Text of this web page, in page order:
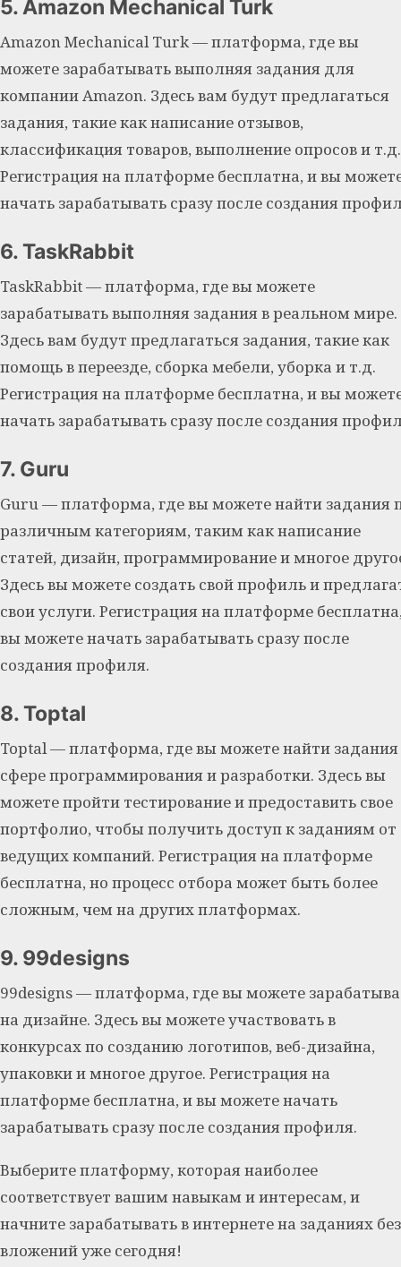
5. Amazon Mechanical Turk
Amazon Mechanical Turk — платформа, где вы
можете зарабатывать выполняя задания для
компании Amazon. Здесь вам будут предлагаться
задания, такие как написание отзывов,
классификация товаров, выполнение опросов и т.д.
Регистрация на платформе бесплатна, и вы
начать зарабатывать сразу после создания
6. TaskRabbit
TaskRabbit — платформа, где вы можете
зарабатывать выполняя задания в реальном мире.
Здесь вам будут предлагаться задания, такие как
помощь в переезде, сборка мебели, уборка и т.д.
Регистрация на платформе бесплатна, и вы
начать зарабатывать сразу после создания
7. Guru
Guru — платформа, где вы можете найти задания
различным категориям, таким как написание
статей, дизайн, программирование и многое
Здесь вы можете создать свой профиль и
свои услуги. Регистрация на платформе
вы можете начать зарабатывать сразу после
создания профиля.
8. Toptal
Toptal — платформа, где вы можете найти задания
сфере программирования и разработки. Здесь вы
можете пройти тестирование и предоставить свое
портфолио, чтобы получить доступ к заданиям от
ведущих компаний. Регистрация на платформе
бесплатна, но процесс отбора может быть более
сложным, чем на других платформах.
9. 99designs
99designs — платформа, где вы можете
на дизайне. Здесь вы можете участвовать в
конкурсах по созданию логотипов, веб-дизайна,
упаковки и многое другое. Регистрация на
платформе бесплатна, и вы можете начать
зарабатывать сразу после создания профиля.
Выберите платформу, которая наиболее
соответствует вашим навыкам и интересам, и
начните зарабатывать в интернете на заданиях без
вложений уже сегодня!